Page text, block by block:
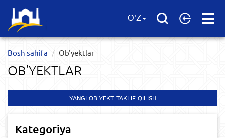
Open
O'Z
Bosh sahifa Ob'yektlar​
OB'YEKTLAR​
YANGI OB'YEKT TAKLIF QILISH
Kategoriya